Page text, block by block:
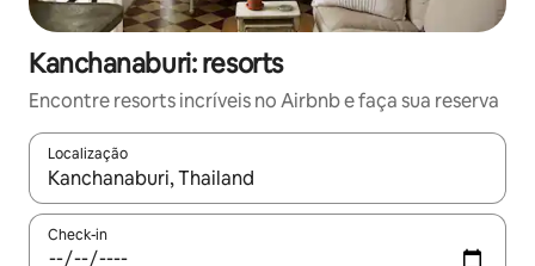
Kanchanaburi: resorts
Encontre resorts incríveis no Airbnb e faça sua reserva
Localização
Quando os resultados estiverem disponíveis, explore-os
Check-in